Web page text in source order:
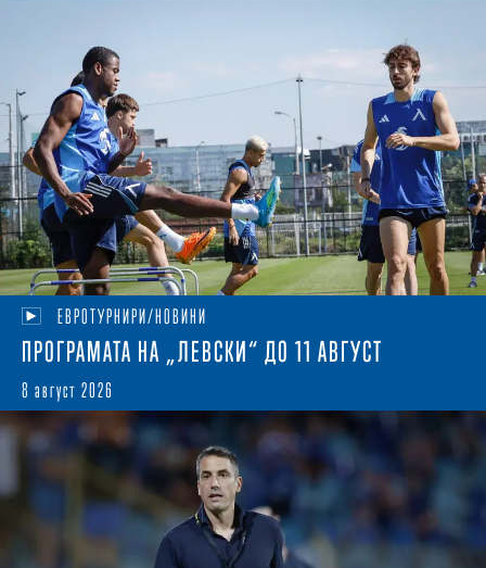
ЕВРОТУРНИРИ/НОВИНИ
ПРОГРАМАТА НА „ЛЕВСКИ“ ДО 11 АВГУСТ
8 август 2026